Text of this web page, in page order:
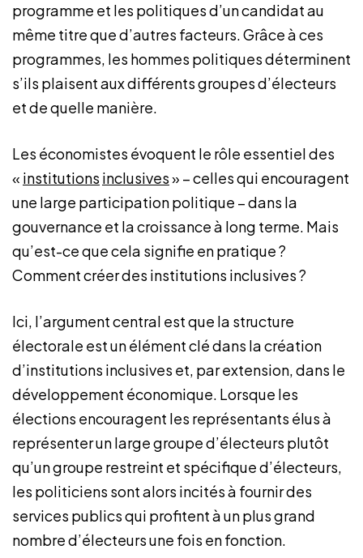
programme et les politiques d’un candidat au
même titre que d’autres facteurs. Grâce à ces
programmes, les hommes politiques déterminent
s’ils plaisent aux différents groupes d’électeurs
et de quelle manière.
Les économistes évoquent le rôle essentiel des
« institutions inclusives» – celles qui encouragent
une large participation politique – dans la
gouvernance et la croissance à long terme. Mais
qu’est-ce que cela signifie en pratique ?
Comment créer des institutions inclusives ?
Ici, l’argument central est que la structure
électorale est un élément clé dans la création
d’institutions inclusives et, par extension, dans le
développement économique. Lorsque les
élections encouragent les représentants élus à
représenter un large groupe d’électeurs plutôt
qu’un groupe restreint et spécifique d’électeurs,
les politiciens sont alors incités à fournir des
services publics qui profitent à un plus grand
nombre d’électeurs une fois en fonction.